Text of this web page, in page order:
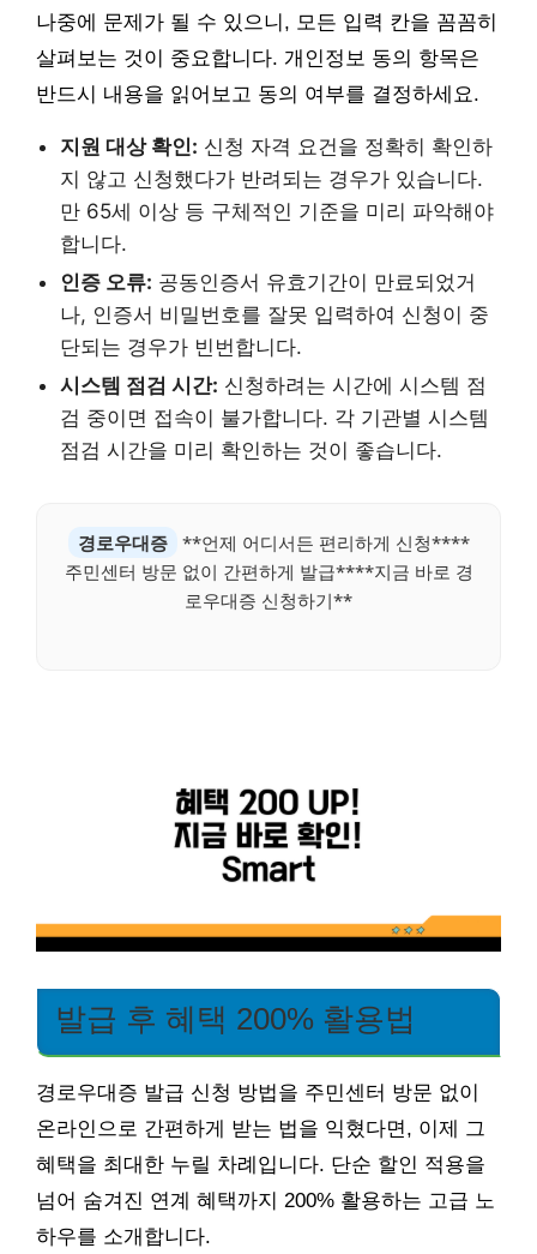
나중에 문제가 될 수 있으니, 모든 입력 칸을 꼼꼼히
살펴보는 것이 중요합니다. 개인정보 동의 항목은
반드시 내용을 읽어보고 동의 여부를 결정하세요.
지원 대상 확인: 신청 자격 요건을 정확히 확인하
지 않고 신청했다가 반려되는 경우가 있습니다.
만 65세 이상 등 구체적인 기준을 미리 파악해야
합니다.
인증 오류: 공동인증서 유효기간이 만료되었거
나, 인증서 비밀번호를 잘못 입력하여 신청이 중
단되는 경우가 빈번합니다.
시스템 점검 시간: 신청하려는 시간에 시스템 점
검 중이면 접속이 불가합니다. 각 기관별 시스템
점검 시간을 미리 확인하는 것이 좋습니다.
경로우대증
**언제 어디서든 편리하게 신청****
주민센터 방문 없이 간편하게 발급****지금 바로 경
로우대증 신청하기**
발급 후 혜택 200% 활용법
경로우대증 발급 신청 방법을 주민센터 방문 없이
온라인으로 간편하게 받는 법을 익혔다면, 이제 그
혜택을 최대한 누릴 차례입니다. 단순 할인 적용을
넘어 숨겨진 연계 혜택까지 200% 활용하는 고급 노
하우를 소개합니다.